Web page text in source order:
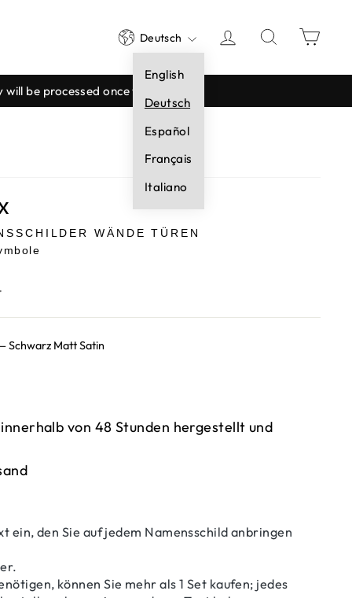
SpracheDeutsch
English
Deutsch
Español
Français
Italiano
EINLOGGEN
SUCHE
be processed once we reopen.
WÄNDE TÜREN
Schwarz Matt Satin
von 48 Stunden hergestellt und
ein, den Sie auf jedem Namensschild anbringen
können Sie mehr als 1 Set kaufen; jedes